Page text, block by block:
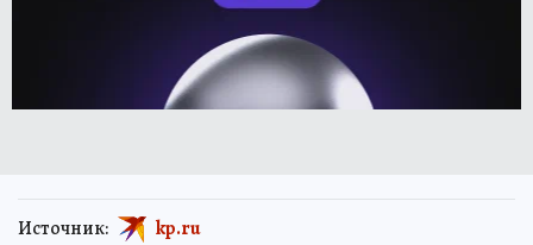
Источник: kp.ru